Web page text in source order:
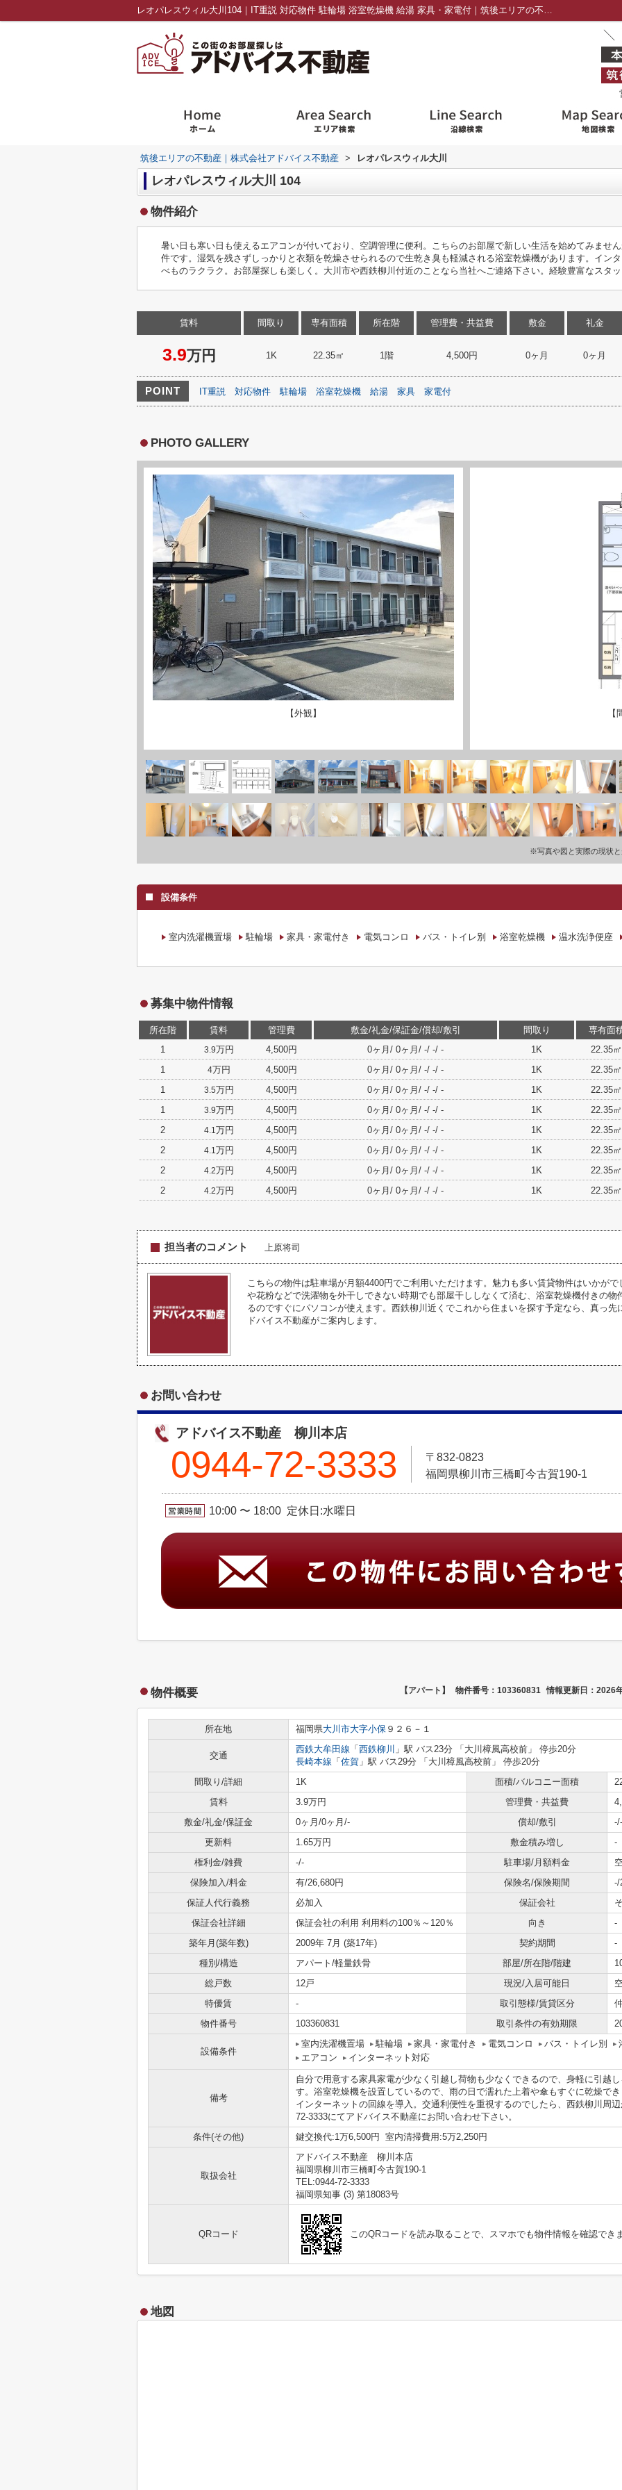
レオパレスウィル大川104｜IT重説 対応物件 駐輪場 浴室乾燥機 給湯 家具・家電付｜筑後エリアの不動産｜株式会社アドバイス不動産
筑後エリアの不動産｜株式会社アドバイス不動産 > レオパレスウィル大川
レオパレスウィル大川 104
物件紹介
暑い日も寒い日も使えるエアコンが付いており、空調管理に便利。こちらのお部屋で新しい生活を始めてみませ
件です。湿気を残さずしっかりと衣類を乾燥させられるので生乾き臭も軽減される浴室乾燥機があります。イン
べものラクラク。お部屋探しも楽しく。大川市や西鉄柳川付近のことなら当社へご連絡下さい。経験豊富なスタ
賃料
3.9万円
間取り
1K
専有面積
22.35㎡
所在階
1階
管理費・共益費
4,500円
敷金
0ヶ月
礼金
0ヶ月
POINT IT重説 対応物件 駐輪場 浴室乾燥機 給湯 家具 家電付
PHOTO GALLERY
【外観】 【
※写真や図と実際の現状
設備条件
室内洗濯機置場 駐輪場 家具・家電付き 電気コンロ バス・トイレ別 浴室乾燥機 温水洗浄便座
募集中物件情報
所在階 賃料 管理費 敷金/礼金/保証金/償却/敷引 間取り
専有面
1
3.9万円 4,500円 0ヶ月/ 0ヶ月/ -/ -/ - 1K
22.35㎡
1
4万円 4,500円 0ヶ月/ 0ヶ月/ -/ -/ - 1K
22.35㎡
1
3.5万円 4,500円 0ヶ月/ 0ヶ月/ -/ -/ - 1K
22.35㎡
1
3.9万円 4,500円 0ヶ月/ 0ヶ月/ -/ -/ - 1K
22.35㎡
2
4.1万円 4,500円 0ヶ月/ 0ヶ月/ -/ -/ - 1K
22.35㎡
2
4.1万円 4,500円 0ヶ月/ 0ヶ月/ -/ -/ - 1K
22.35㎡
2
4.2万円 4,500円 0ヶ月/ 0ヶ月/ -/ -/ - 1K
22.35㎡
2
4.2万円 4,500円 0ヶ月/ 0ヶ月/ -/ -/ - 1K 22.35㎡
担当者のコメント 上原将司
こちらの物件は駐車場が月額4400円でご利用いただけます。魅力も多い賃貸物件はいかが
や花粉などで洗濯物を外干しできない時期でも部屋干ししなくて済む、浴室乾燥機付きの
るのですぐにパソコンが使えます。西鉄柳川近くでこれから住まいを探す予定なら、真っ先
ドバイス不動産がご案内します。
お問い合わせ
アドバイス不動産 柳川本店
0944-72-3333
〒832-0823
福岡県柳川市三橋町今古賀190-1
10:00 〜 18:00 定休日:水曜日
物件概要 【アパート】 物件番号：103360831 情報更新日：2026
所在地 福岡県大川市大字小保 ９２６－１
交通
西鉄大牟田線 「 西鉄柳川 」駅 バス23分 「大川樟風高校前」 停歩20分
長崎本線 「 佐賀 」駅 バス29分 「大川樟風高校前」 停歩20分
間取り/詳細
1K 面積/バルコニー面積
賃料
3.9万円 管理費・共益費
敷金/礼金/保証金
0ヶ月/0ヶ月/- 償却/敷引
-/-
更新料
1.65万円 敷金積み増し
-
権利金/雑費
-/- 駐車場/月額料金
保険加入/料金
有/26,680円 保険名/保険期間
-/
保証人代行義務
必加入 保証会社
保証会社詳細
保証会社の利用 利用料の100％～120％ 向き
-
築年月(築年数)
2009年 7月 (築17年) 契約期間
-
種別/構造
アパート/軽量鉄骨 部屋/所在階/階建
総戸数
12戸 現況/入居可能日
特優賃
- 取引態様/賃貸区分
物件番号
103360831 取引条件の有効期限
設備条件
室内洗濯機置場 駐輪場 家具・家電付き 電気コンロ バス・トイレ別
エアコン
インターネット対応
備考
自分で用意する家具家電が少なく引越し荷物も少なくできるので、身軽に引越
す。浴室乾燥機を設置しているので、雨の日で濡れた上着や傘もすぐに乾燥で
インターネットの回線を導入。交通利便性を重視するのでしたら、西鉄柳川周
72-3333にてアドバイス不動産にお問い合わせ下さい。
条件(その他)
鍵交換代:1万6,500円 室内清掃費用:5万2,250円
取扱会社
アドバイス不動産 柳川本店
福岡県柳川市三橋町今古賀190-1
TEL:0944-72-3333
福岡県知事 (3) 第18083号
QRコード このQRコードを読み取ることで、スマホでも物件情報を確認でき
地図